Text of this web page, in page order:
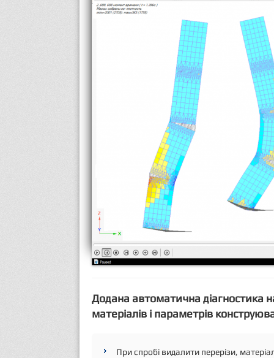
Додана автоматична діагностика
матеріалів і параметрів
При спробі видалити перерізи,